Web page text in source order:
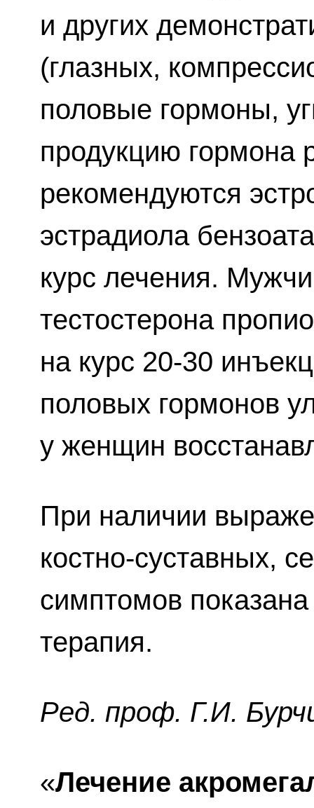
и других
(глазных,
половые гормоны,
продукцию
рекомендуются
эстрадиола
курс лечения.
тестостерона
на курс 20-30
половых гормонов
у женщин
При наличии
костно-суставных,
симптомов
терапия.
Ред. проф. Г.И.
«Лечение